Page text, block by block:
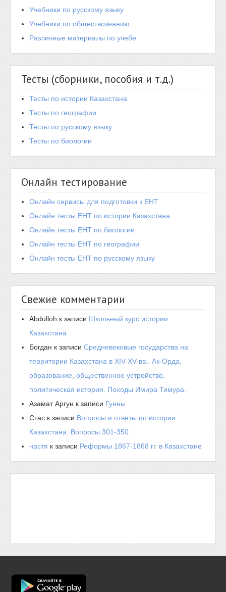
Учебники по русскому языку
Учебники по обществознанию
Различные материалы по учебе
Тесты (сборники, пособия и т.д.)
Тесты по истории Казахстана
Тесты по географии
Тесты по русскому языку
Тесты по биологии
Онлайн тестирование
Онлайн сервисы для подготовки к ЕНТ
Онлайн тесты ЕНТ по истории Казахстана
Онлайн тесты ЕНТ по биологии
Онлайн тесты ЕНТ по географии
Онлайн тесты ЕНТ по русскому языку
Свежие комментарии
Abdulloh к записи Школьный курс истории
Казахстана
Богдан к записиСредневековые государства на
территории Казахстана в XIV-XV вв.. Ак-Орда,
образование, общественное устройство,
политическая история. Походы Имира Тимура.
Азамат Аргун к записи Гунны
Стас к записи Вопросы и ответы по истории
Казахстана. Вопросы 301-350
настя к записи Реформы 1867-1868 гг. в Казахстане